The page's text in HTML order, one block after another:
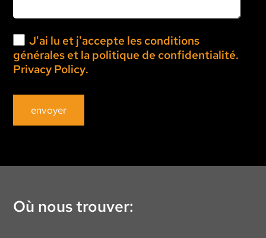
J'ai lu et j'accepte les conditions
générales et la politique de confidentialité.
Privacy Policy.
envoyer
Où nous trouver: